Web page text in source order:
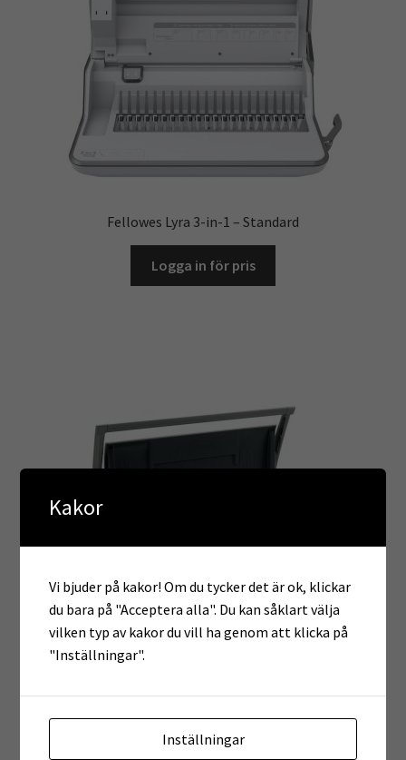
Fellowes Lyra 3-in-1 – Standard
Logga in för pris
Logga in för pris
Kakor
Vi bjuder på kakor! Om du tycker det är ok, klickar
du bara på "Acceptera alla". Du kan såklart välja
vilken typ av kakor du vill ha genom att klicka på
"Inställningar".
Inställningar